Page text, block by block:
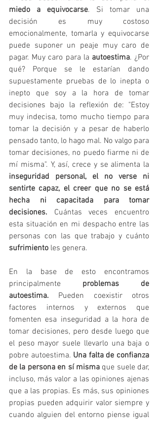
miedo a equivocarse. Si tomar una
decisión es muy costoso
emocionalmente, tomarla y equivocarse
puede suponer un peaje muy caro de
pagar. Muy caro para la autoestima. ¿Por
qué? Porque se le estarían dando
supuestamente pruebas de lo inepta o
inepto que soy a la hora de tomar
decisiones bajo la reflexión de: "Estoy
muy indecisa, tomo mucho tiempo para
tomar la decisión y a pesar de haberlo
pensado tanto, lo hago mal. No valgo para
tomar decisiones, no puedo fiarme ni de
inseguridad personal, el no verse ni
sentirte capaz, el creer que no se está
hecha ni capacitada para tomar
decisiones. Cuántas veces encuentro
esta situación en mi despacho entre las
sufrimiento les genera.
En la base de esto encontramos
principalmente problemas de
autoestima. Pueden coexistir otros
factores internos y externos que
fomenten esa inseguridad a la hora de
tomar decisiones, pero desde luego que
el peso mayor suele llevarlo una baja o
pobre autoestima. Una falta de confianza
de la persona en sí misma que suele dar,
incluso, más valor a las opiniones ajenas
que a las propias. Es más, sus opiniones
propias pueden adquirir valor siempre y
cuando alguien del entorno piense igual